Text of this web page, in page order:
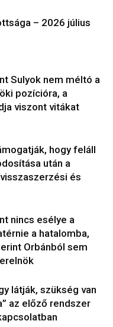
– 2026 július
Sulyok nem méltó a
pozícióra, a
viszont vitákat
hogy feláll
után a
és
nincs esélye a
a hatalomba,
Orbánból sem
látják, szükség van
az előző rendszer